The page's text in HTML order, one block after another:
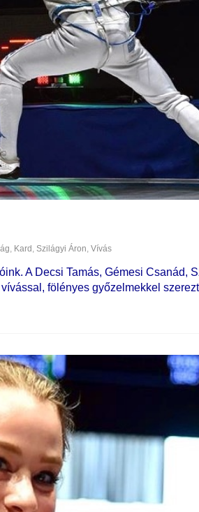
, Kard , Szilágyi Áron, Vívás
A Decsi Tamás, Gémesi Csanád,
fölényes győzelmekkel